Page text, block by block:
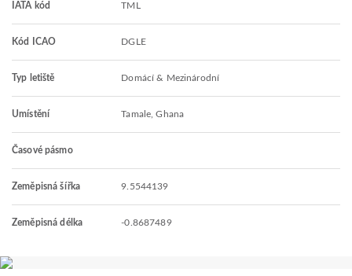
IATA kód TML
Kód ICAO DGLE
Typ letiště Domácí & Mezinárodní
Umístění Tamale, Ghana
Časové pásmo
Zeměpisná šířka 9.5544139
Zeměpisná délka -0.8687489